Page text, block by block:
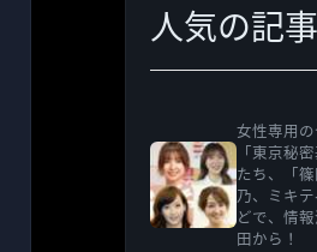
人気の記事
女性専用
「東京秘
たち、「
乃、ミキ
どで、情
田から！